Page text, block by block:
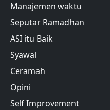
Manajemen waktu
Seputar Ramadhan
ASI itu Baik
Syawal
Ceramah
Opini
Self Improvement